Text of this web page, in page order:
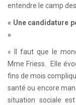
entendre le camp
« Une candidature
»
« Il faut que le
Mme Friess. Elle
fins de mois
santé ou encore
situation sociale